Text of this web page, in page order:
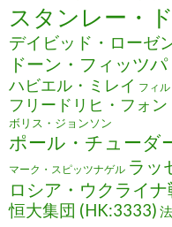
スタンレー・
デイビッド・ローゼ
ドーン・フィッツ
ハビエル・ミレイ フィ
フリードリヒ・フォン
ボリス・ジョンソン
ポール・チューダ
マーク・スピッツナゲル ラッ
ロシア・ウクライ
恒大集団 (HK:3333)